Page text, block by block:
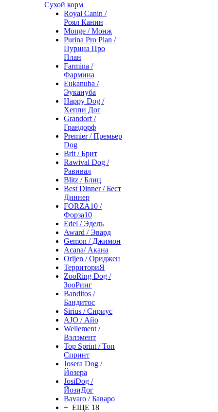
Сухой корм
Royal Canin /
Роял Канин
Monge / Монж
Purina Pro Plan /
Пурина Про
План
Farmina /
Фармина
Eukanuba /
Эукануба
Happy Dog /
Хеппи Дог
Grandorf /
Грандорф
Premier / Премьер
Dog
Brit / Брит
Rawival Dog /
Равивал
Blitz / Блиц
Best Dinner / Бест
Диннер
FORZA10 /
Форза10
Edel / Эдель
Award / Эвард
Gemon / Джимон
Acana/ Акана
Orijen / Ориджен
ТерриториЯ
ZooRing Dog /
ЗооРинг
Banditos /
Бандитос
Sirius / Сириус
AJO / Айо
Wellement /
Вэлэмент
Top Sprint / Топ
Спринт
Josera Dog /
Йозера
JosiDog /
ЙозиДог
Bavaro / Баваро
+ ЕЩЕ 18